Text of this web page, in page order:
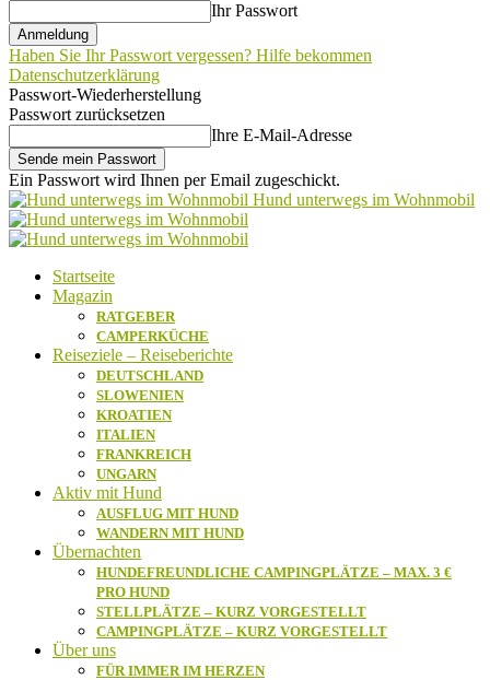
Ihr Passwort
Haben Sie Ihr Passwort vergessen? Hilfe bekommen
Datenschutzerklärung
Passwort-Wiederherstellung
Passwort zurücksetzen
Ihre E-Mail-Adresse
Ein Passwort wird Ihnen per Email zugeschickt.
Hund unterwegs im Wohnmobil
Startseite
Magazin
RATGEBER
CAMPERKÜCHE
Reiseziele – Reiseberichte
DEUTSCHLAND
SLOWENIEN
KROATIEN
ITALIEN
FRANKREICH
UNGARN
Aktiv mit Hund
AUSFLUG MIT HUND
WANDERN MIT HUND
Übernachten
HUNDEFREUNDLICHE CAMPINGPLÄTZE – MAX. 3 €
PRO HUND
STELLPLÄTZE – KURZ VORGESTELLT
CAMPINGPLÄTZE – KURZ VORGESTELLT
Über uns
FÜR IMMER IM HERZEN